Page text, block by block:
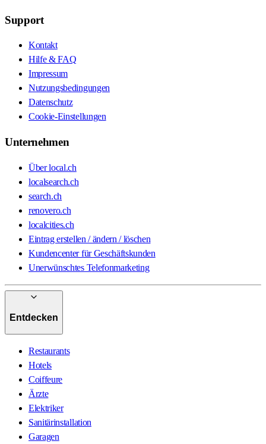
Support
Kontakt
Hilfe & FAQ
Impressum
Nutzungsbedingungen
Datenschutz
Cookie-Einstellungen
Unternehmen
Über local.ch
localsearch.ch
search.ch
renovero.ch
localcities.ch
Eintrag erstellen / ändern / löschen
Kundencenter für Geschäftskunden
Unerwünschtes Telefonmarketing
Entdecken
Restaurants
Hotels
Coiffeure
Ärzte
Elektriker
Sanitärinstallation
Garagen